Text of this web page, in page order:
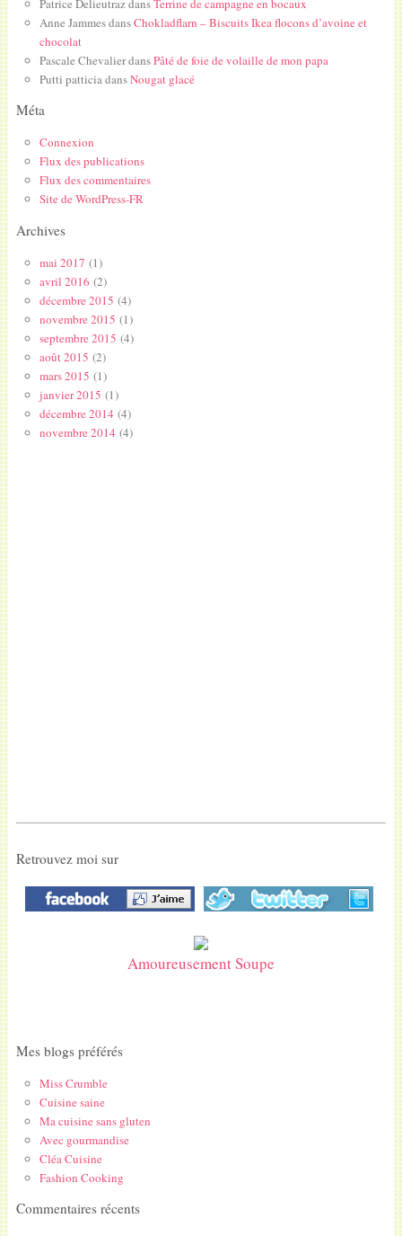
Patrice DelieutrazdansTerrine de campagne en bocaux
Anne JammesdansChokladflarn – Biscuits Ikea flocons d’avoine et
chocolat
Pascale ChevalierdansPâté de foie de volaille de mon papa
Putti patticiadansNougat glacé
Méta
Connexion
Flux des publications
Flux des commentaires
Site de WordPress-FR
Archives
mai 2017 (1)
avril 2016 (2)
décembre 2015 (4)
novembre 2015 (1)
septembre 2015 (4)
août 2015 (2)
mars 2015 (1)
janvier 2015 (1)
décembre 2014(4)
novembre 2014(4)
Retrouvez moi sur
Amoureusement Soupe
Mes blogs préférés
Miss Crumble
Cuisine saine
Ma cuisine sans gluten
Avec gourmandise
Cléa Cuisine
Fashion Cooking
Commentaires récents